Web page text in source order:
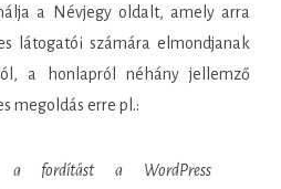
a Névjegy oldalt, amely arra
látogatói számára elmondjanak
a honlapról néhány jellemző
megoldás erre pl.:
a fordítást a WordPress